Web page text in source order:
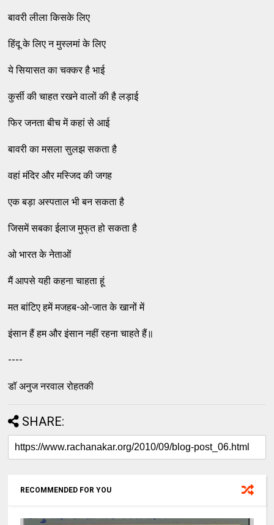
बावरी लीला किसके लिए
हिंदू के लिए न मुस्‍लमां के लिए
ये सियासत का चक्‍कर है भाई
कुर्सी की चाहत रखने वालों की है लड़ाई
फिर जनता बीच में कहां से आई
बावरी का मसला सुलझ सकता है
वहां मंदिर और मस्‍जिद की जगह
एक बड़ा अस्‍पताल भी बन सकता है
जिसमें सबका ईलाज मुफ्‌त हो सकता है
ओ भारत के नेताओं
मैं आपसे यही कहना चाहता हूं
मत बांटिए हमें मजहब-ओ-जात के खानों में
इंसान हैं हम और इंसान नहीं रहना चाहते हैं॥
----
डॉ अनुज नरवाल रोहतकी
SHARE:
RECOMMENDED FOR YOU